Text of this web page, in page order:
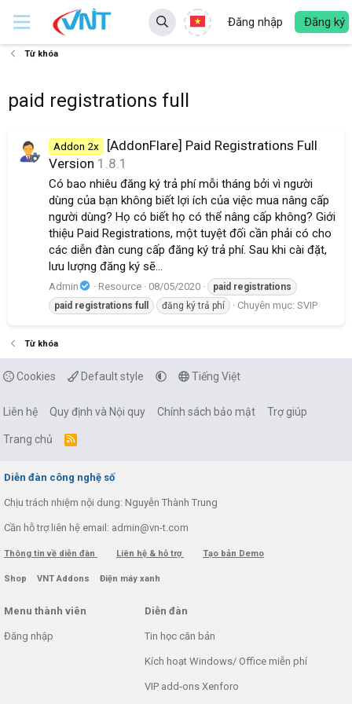
Đăng nhập Đăng ký
Từ khóa
paid registrations full
Addon 2x
[AddonFlare] Paid Registrations Full
Version 1.8.1
Có bao nhiêu đăng ký trả phí mỗi tháng bởi vì người
dùng của bạn không biết lợi ích của việc mua nâng cấp
người dùng? Họ có biết họ có thể nâng cấp không? Giới
thiệu Paid Registrations, một tuyệt đối cần phải có cho
các diễn đàn cung cấp đăng ký trả phí. Sau khi cài đặt,
lưu lượng đăng ký sẽ...
Admin Resource 08/05/2020 paid registrations
paid registrations full đăng ký trả phí Chuyên mục: SVIP
Từ khóa
Cookies Default style Tiếng Việt
Liên hệ Quy định và Nội quy Chính sách bảo mật Trợ giúp
Trang chủ
R
Diễn đàn công nghệ số
Chịu trách nhiệm nội dung: Nguyễn Thành Trung
Cần hỗ trợ liên hệ email: admin@vn-t.com
Thông tin về diễn đàn Liên hệ & hỗ trợ Tạo bản Demo
Shop VNT Addons Điện máy xanh
Menu thành viên
Đăng nhập
Diễn đàn
Tin học căn bản
Kích hoạt Windows/ Office miễn phí
VIP add-ons Xenforo